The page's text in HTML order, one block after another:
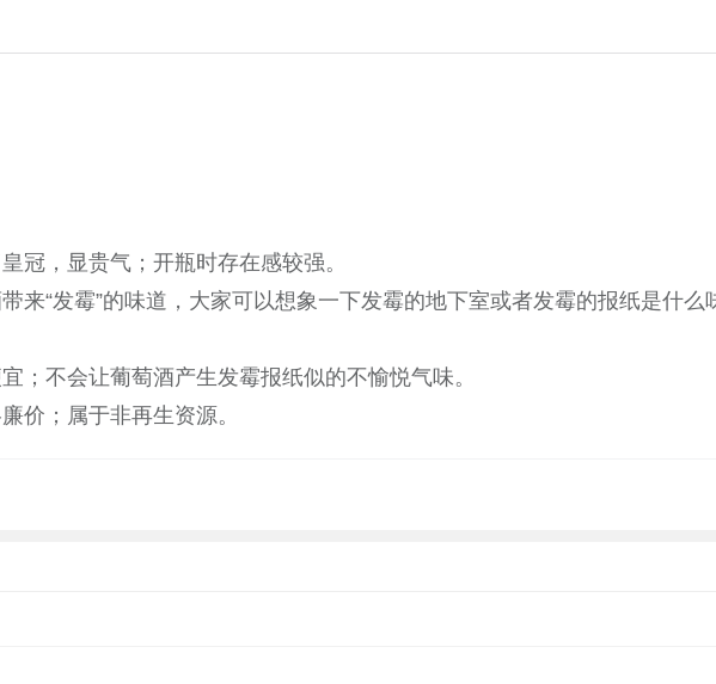
冠，显贵气；开瓶时存在感较强。
来“发霉”的味道，大家可以想象一下发霉的地下室或者发霉的报纸是什么
；不会让葡萄酒产生发霉报纸似的不愉悦气味。
价；属于非再生资源。